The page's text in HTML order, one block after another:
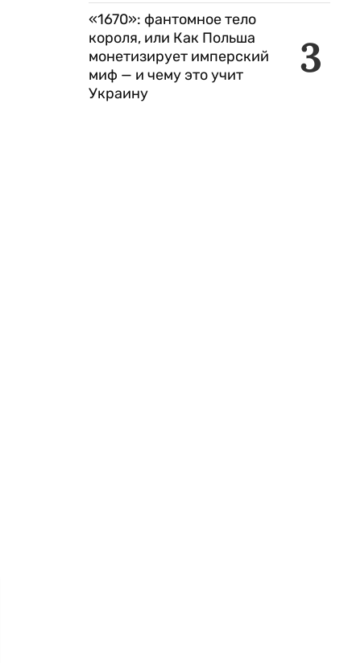
3
«1670»: фантомное тело
короля, или Как Польша
монетизирует имперский
миф — и чему это учит
Украину